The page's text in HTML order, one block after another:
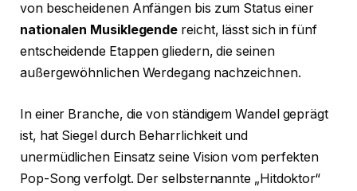
von bescheidenen Anfängen bis zum Status einer
nationalen Musiklegende reicht, lässt sich in fünf
entscheidende Etappen gliedern, die seinen
außergewöhnlichen Werdegang nachzeichnen.
In einer Branche, die von ständigem Wandel geprägt
ist, hat Siegel durch Beharrlichkeit und
unermüdlichen Einsatz seine Vision vom perfekten
Pop-Song verfolgt. Der selbsternannte „Hitdoktor“